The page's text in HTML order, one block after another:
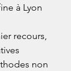
à Lyon
recours,
non